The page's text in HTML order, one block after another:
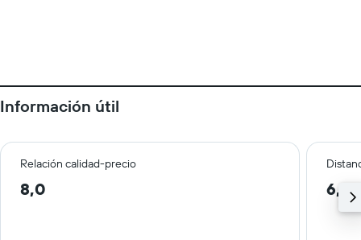
Información útil
Relación calidad-precio
8,0 6,6